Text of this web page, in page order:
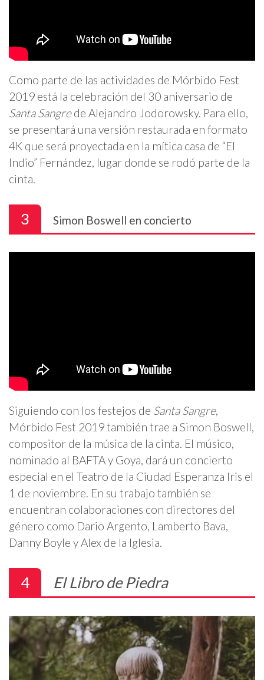
Como parte de las actividades de Mórbido Fest
2019 está la celebración del 30 aniversario de
Santa Sangrede Alejandro Jodorowsky. Para ello,
se presentará una versión restaurada en formato
4K que será proyectada en la mítica casa de “El
Indio” Fernández, lugar donde se rodó parte de la
cinta.
3 Simon Boswell en concierto
Siguiendo con los festejos de Santa Sangre,
Mórbido Fest 2019 también trae a Simon Boswell,
compositor de la música de la cinta. El músico,
nominado al BAFTA y Goya, dará un concierto
especial en el Teatro de la Ciudad Esperanza Iris el
1 de noviembre. En su trabajo también se
encuentran colaboraciones con directores del
género como Dario Argento, Lamberto Bava,
Danny Boyle y Alex de la Iglesia.
4 El Libro de Piedra